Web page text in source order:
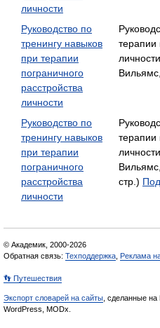
личности
Руководство по
тренингу навыков
при терапии
пограничного
расстройства
личности
терапии
Вильямс,
Руководство по
тренингу навыков
при терапии
пограничного
расстройства
личности
терапии
стр.)
© Академик, 2000-2026
Обратная связь: Техподдержка Реклама
👣 Путешествия
Экспорт словарей на сайты , сделанные на
WordPress, MODx.